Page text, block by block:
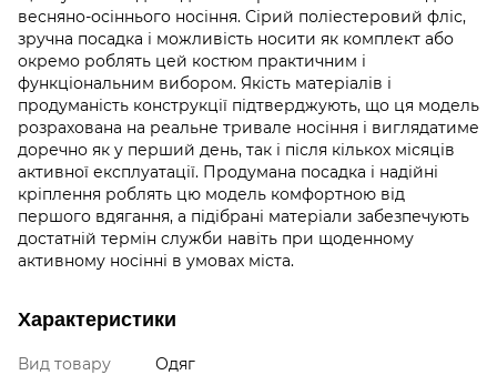
весняно-осіннього носіння. Сірий поліестеровий фліс,
зручна посадка і можливість носити як комплект або
окремо роблять цей костюм практичним і
функціональним вибором. Якість матеріалів і
продуманість конструкції підтверджують, що ця модель
розрахована на реальне тривале носіння і виглядатиме
доречно як у перший день, так і після кількох місяців
активної експлуатації. Продумана посадка і надійні
кріплення роблять цю модель комфортною від
першого вдягання, а підібрані матеріали забезпечують
достатній термін служби навіть при щоденному
активному носінні в умовах міста.
Характеристики
Вид товару
Одяг